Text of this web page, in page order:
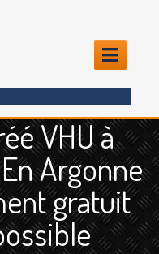
VHU à
Argonne
gratuit